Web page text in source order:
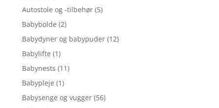
Autostole og -tilbehør (5)
Babybolde (2)
Babydyner og babypuder (12)
Babylifte (1)
Babynests (11)
Babypleje (1)
Babysenge og vugger (56)